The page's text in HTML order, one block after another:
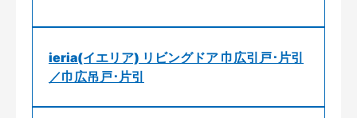
ieria(イエリア) リビングドア 巾広引戸･片引
／巾広吊戸･片引